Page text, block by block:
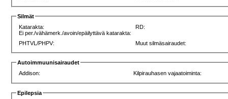
Silmät
Katarakta:
Ei per./vähämerk./avoin/epäilyttävä katarakta:
RD:
PHTVL/PHPV: Muut silmäsairaudet:
Autoimmuunisairaudet
Addison:
Kilpirauhasen vajaatoiminta:
Epilepsia